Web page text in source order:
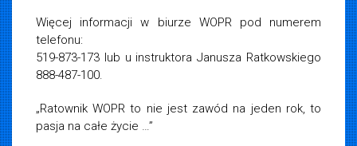
Więcej informacji w biurze WOPR pod numerem
telefonu:
519-873-173 lub u instruktora Janusza Ratkowskiego
888-487-100.
„Ratownik WOPR to nie jest zawód na jeden rok, to
pasja na całe życie …”